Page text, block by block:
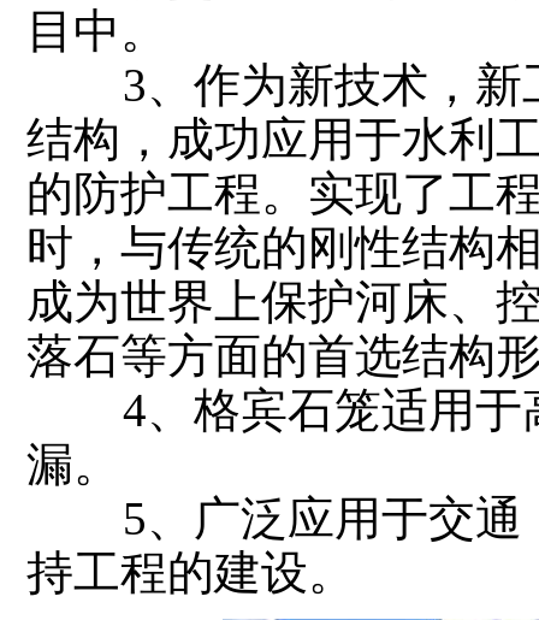
目中。
3、作为新技术，新
结构，成功应用于水利
的防护工程。实现了工
时，与传统的刚性结构
成为世界上保护河床、
落石等方面的首选结构
4、格宾石笼适用于
漏。
5、广泛应用于交通
持工程的建设。